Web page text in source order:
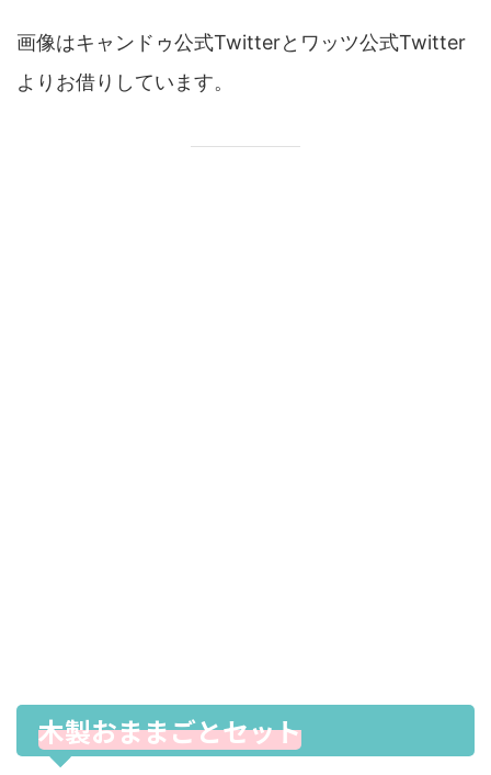
画像はキャンドゥ公式Twitterとワッツ公式Twitter
よりお借りしています。
木製おままごとセット